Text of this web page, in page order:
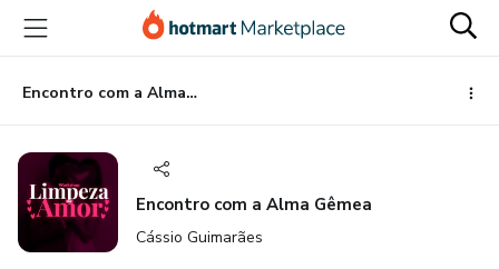
para
conteúdo
principal
para
pagamento
para
rodapé
Encontro com a Alma Gêmea
Encontro com a Alma Gêmea
Cássio Guimarães